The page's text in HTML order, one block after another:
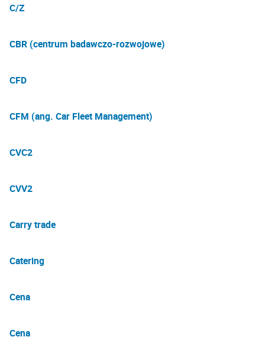
C/Z
CBR (centrum badawczo-rozwojowe)
CFD
CFM (ang. Car Fleet Management)
CVC2
CVV2
Carry trade
Catering
Cena
Cena